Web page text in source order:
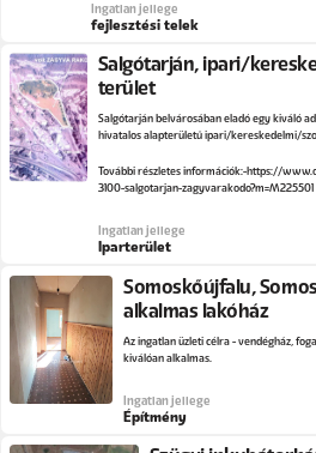
Ingatlan jellege
fejlesztési telek
Salgótarján, ipari/
terület
Salgótarján belvárosában eladó egy kiváló
hivatalos alapterületű ipari/kereskedelmi/
További részletes információk:https://
3100-salgotarjan-zagyvarakodo?m=M225501
Ingatlan jellege
Iparterület
Somoskőújfalu,
alkalmas lakóház
Az ingatlan üzleti célra - vendégház,
kiválóan alkalmas.
Ingatlan jellege
Építmény